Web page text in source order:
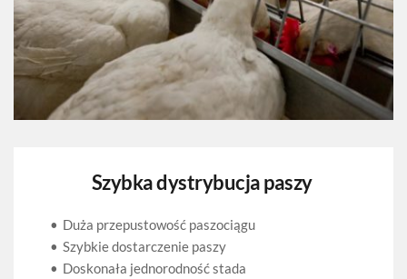
Szybka dystrybucja paszy
Duża przepustowość paszociągu
Szybkie dostarczenie paszy
Doskonała jednorodność stada